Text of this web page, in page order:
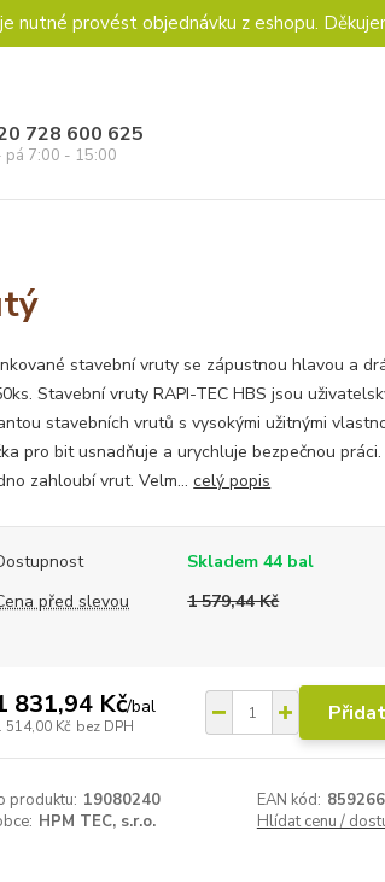
nutné provést objednávku z eshopu.
728 600 625
pá 7:00 - 15:00
stavební vruty se zápustnou hlavou a
Stavební vruty RAPI-TEC HBS jsou
stavebních vrutů s vysokými užitnými
pro bit usnadňuje a urychluje bezpečnou
zahloubí vrut. Velm...celý popis
Skladem 44 bal
před slevou
1 579,44 Kč
831,94 Kč/bal
514,00 Kč bez DPH
produktu: 19080240 EAN kód:
HPM TEC, s.r.o. Hlídat cenu /